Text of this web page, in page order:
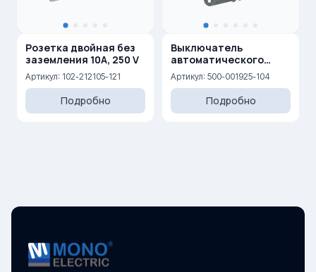
Розетка двойная без
заземления 10A, 250 V
Артикул: 102-212105-121
Подробно
Выключатель
автоматического
открывания двери
10AX, 250 V
Артикул: 500-001925-104
Подробно